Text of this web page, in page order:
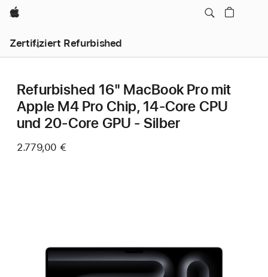
Apple
Zertifiziert Refurbished
Refurbished 16" MacBook Pro mit
Apple M4 Pro Chip, 14‑Core CPU
und 20‑Core GPU - Silber
2.779,00 €